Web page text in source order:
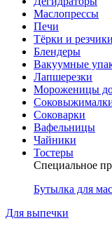
Маслопрессы
Печи
Тёрки и резчики
Блендеры
Вакуумные
Лапшерезки
Мороженицы
Соковарки
Вафельницы
Чайники
Тостеры
Специальное
Бутылка для
Для выпечки